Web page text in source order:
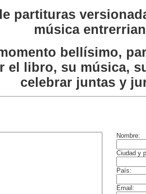
partituras
música
bellísimo,
el libro, su música,
celebrar juntas y